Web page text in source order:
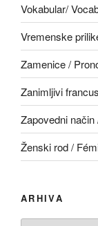
Vokabular/
Vremenske
Zamenice /
Zanimljivi
Zapovedni način
Ženski rod /
ARHIVA